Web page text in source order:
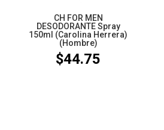
CH FOR MEN
DESODORANTE Spray
150ml (Carolina Herrera)
(Hombre)
$44.75